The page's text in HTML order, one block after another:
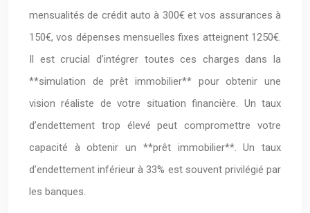
mensualités de crédit auto à 300€ et vos assurances à
150€, vos dépenses mensuelles fixes atteignent 1250€.
Il est crucial d’intégrer toutes ces charges dans la
**simulation de prêt immobilier** pour obtenir une
vision réaliste de votre situation financière. Un taux
d’endettement trop élevé peut compromettre votre
capacité à obtenir un **prêt immobilier**. Un taux
d’endettement inférieur à 33% est souvent privilégié par
les banques.